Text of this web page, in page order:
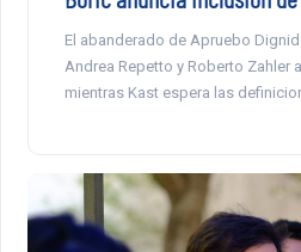
El abanderado de Apruebo
Andrea Repetto y Roberto Zahler
mientras Kast espera las